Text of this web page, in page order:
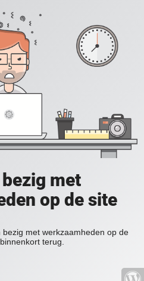
met
op de site
met werkzaamheden op de
terug.